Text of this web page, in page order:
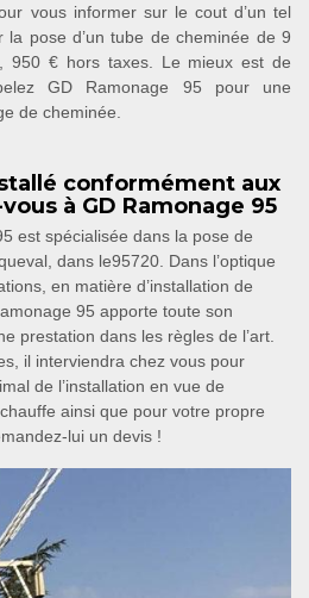
vous informer sur le cout d’un tel
pose d’un tube de cheminée de 9
950 € hors taxes. Le mieux est de
GD Ramonage 95 pour une
de cheminée.
conformément aux
à GD Ramonage 95
est spécialisée dans la pose de
dans le95720. Dans l’optique
en matière d’installation de
95 apporte toute son
prestation dans les règles de l’art.
il interviendra chez vous pour
de l’installation en vue de
ainsi que pour votre propre
lui un devis !